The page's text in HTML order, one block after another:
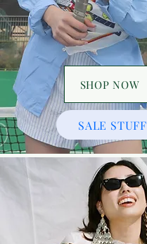
SHOP NOW
SALE STUFF